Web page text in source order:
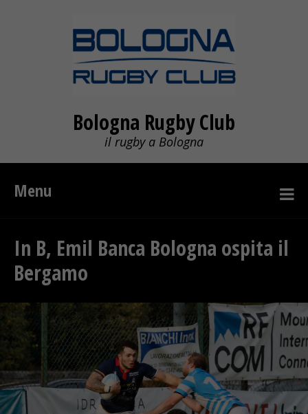
Bologna Rugby Club
il rugby a Bologna
Menu
In B, Emil Banca Bologna ospita il
Bergamo